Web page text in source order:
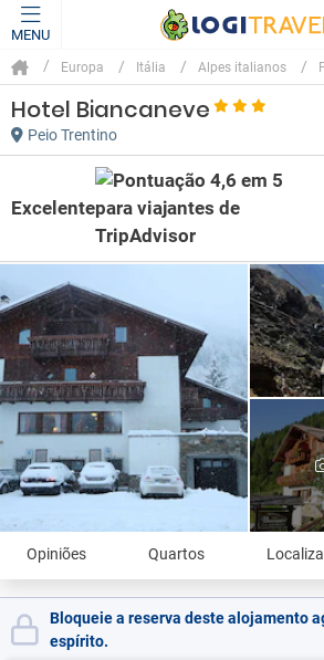
MENU
Europa Itália Alpes italianos
Hotel Biancaneve
Peio Trentino
Excelente
Opiniões Quartos
Bloqueie a reserva deste alojamento
espírito.